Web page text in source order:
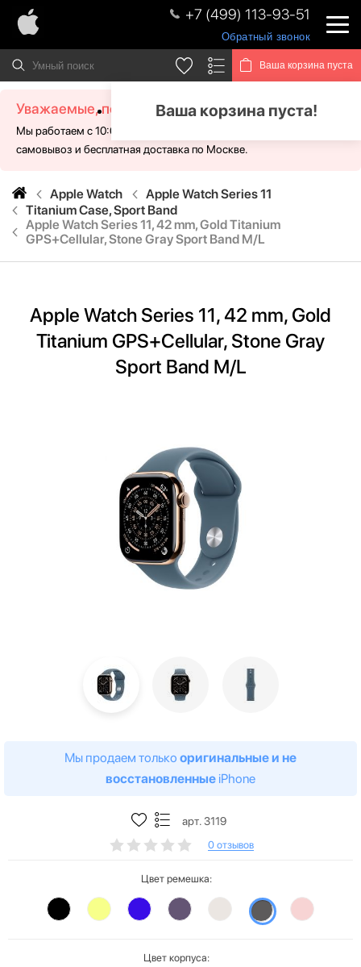
+7 (499) 113-93-51
Обратный звонок
Ваша корзина пуста
Ваша корзина пуста!
Уважаемые, посетители!
Мы работаем с 10:00 - 21:00 без выходных. Для Вас доступен
самовывоз и бесплатная доставка по Москве.
Apple Watch
Apple Watch Series 11
Titanium Case, Sport Band
Apple Watch Series 11, 42 mm, Gold Titanium
GPS+Cellular, Stone Gray Sport Band M/L
Apple Watch Series 11, 42 mm, Gold
Titanium GPS+Cellular, Stone Gray
Sport Band M/L
Мы продаем только оригинальные и не
восстановленные iPhone
арт. 3119
0 отзывов
Цвет ремешка:
Цвет корпуса: